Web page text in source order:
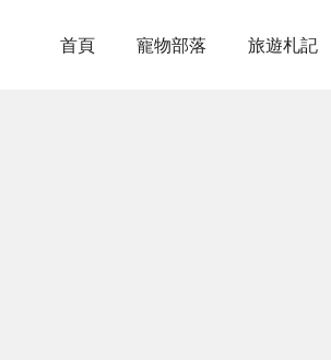
首頁 寵物部落 旅遊札記